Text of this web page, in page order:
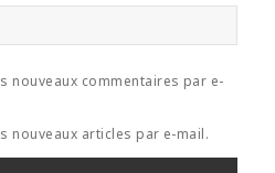
nouveaux commentaires par e-
nouveaux articles par e-mail.